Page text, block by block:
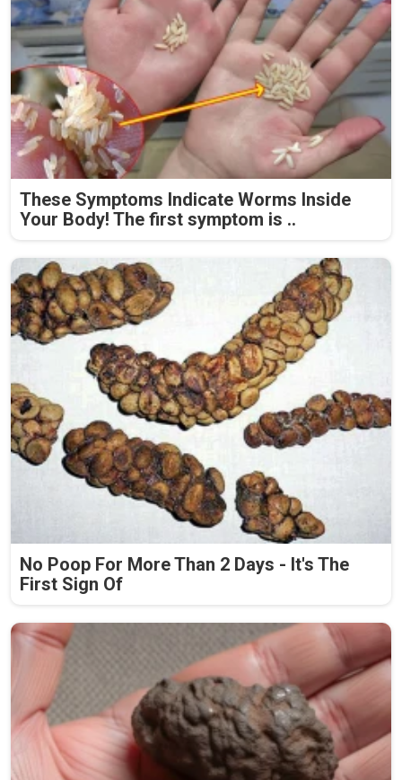
These Symptoms Indicate Worms Inside
Your Body! The first symptom is ..
No Poop For More Than 2 Days - It's The
First Sign Of